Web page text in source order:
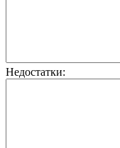
Недостатки: